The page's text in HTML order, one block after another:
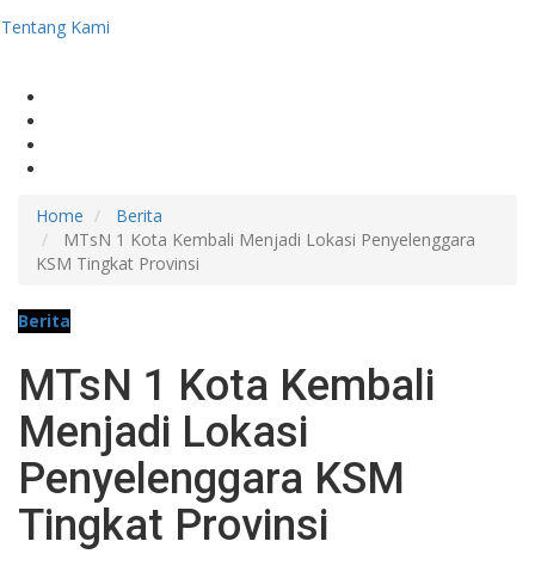
Tentang Kami
Home
Berita
MTsN 1 Kota Kembali Menjadi Lokasi Penyelenggara
KSM Tingkat Provinsi
Berita
MTsN 1 Kota Kembali
Menjadi Lokasi
Penyelenggara KSM
Tingkat Provinsi